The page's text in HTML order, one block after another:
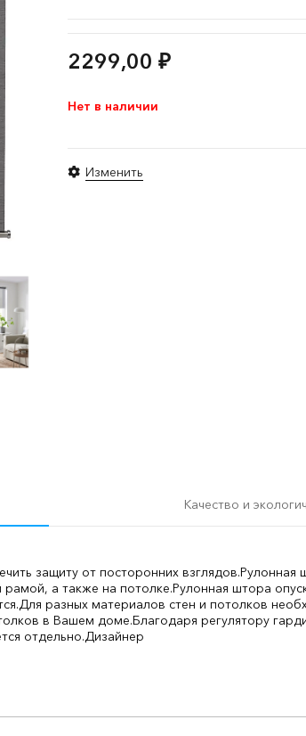
2299,00 ₽
Нет в наличии
Изменить
Качество и
защиту от посторонних взглядов.Рулонная
а также на потолке.Рулонная штора
Для разных материалов стен и потолков
в Вашем доме.Благодаря регулятору
отдельно.Дизайнер